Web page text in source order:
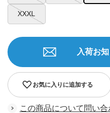
XXXL
お気に入りに追加する
入荷お
この商品について問い合